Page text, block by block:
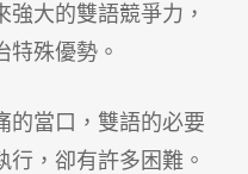
大的雙語競爭力，
特殊優勢。
的當口，雙語的必要
，卻有許多困難。